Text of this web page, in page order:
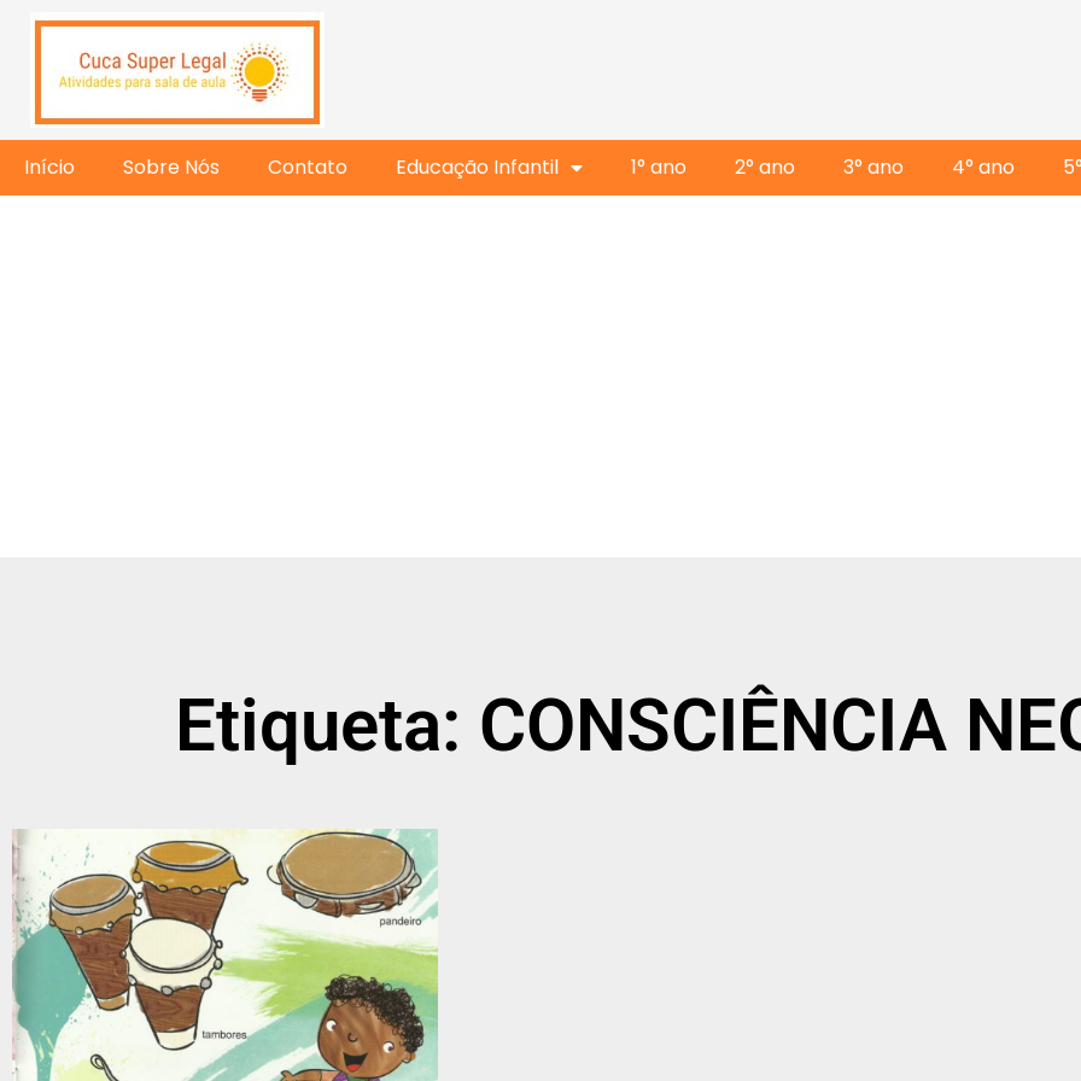
Início Sobre Nós Contato Educação Infantil 1° ano 2° ano 3° ano 4° ano
Etiqueta: CONSCIÊNCIA